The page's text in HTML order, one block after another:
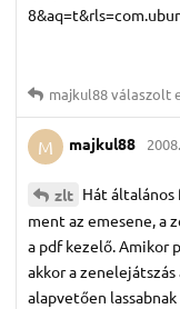
majkul88válaszolt
M majkul88
zlt Hát általános
ment az emesene, a
a pdf kezelő. Amikor
akkor a
alapvetően